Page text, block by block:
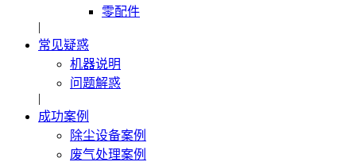
零配件
|
常见疑惑
机器说明
问题解惑
|
成功案例
除尘设备案例
废气处理案例